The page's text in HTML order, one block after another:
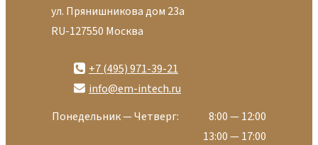
ул. Прянишникова дом 23а
RU-127550 Москва
+7 (495) 971-39-21
info@em-intech.ru
Понедельник — Четверг:
8:00 — 12:00
13:00 — 17:00